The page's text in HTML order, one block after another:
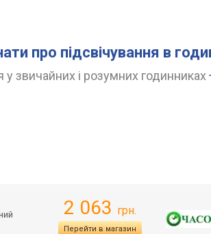
про підсвічування в
у звичайних і розумних годинниках
2 063 грн.
Перейти в магазин